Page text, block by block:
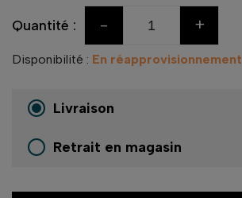
Quantité : - +
Disponibilité : En réapprovisionnement
Livraison
Retrait en magasin